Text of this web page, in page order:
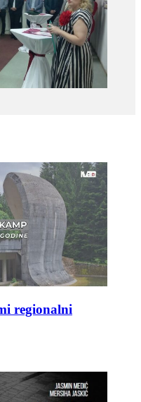
regionalni